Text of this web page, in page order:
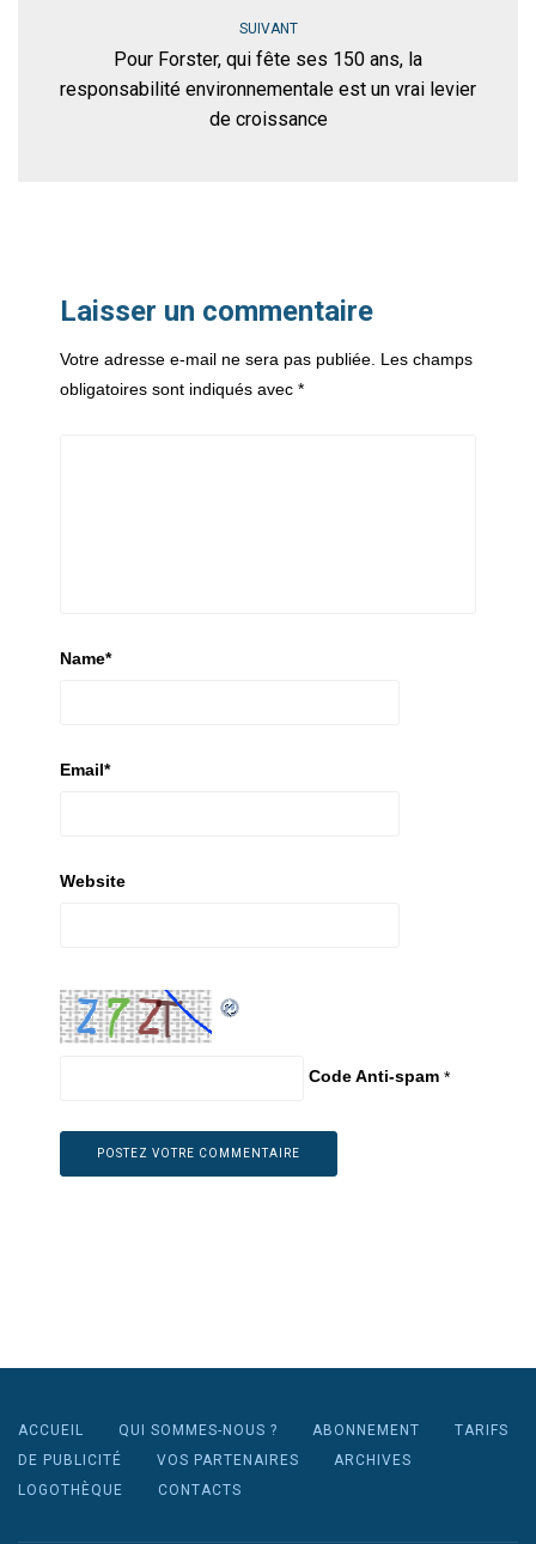
SUIVANT
Pour Forster, qui fête ses 150 ans, la
responsabilité environnementale est un vrai levier
de croissance
Laisser un commentaire
Votre adresse e-mail ne sera pas publiée. Les champs
obligatoires sont indiqués avec *
Name*
Email*
Website
Code Anti-spam *
ACCUEIL QUI SOMMES-NOUS ? ABONNEMENT
TARIFS
DE PUBLICITÉ
VOS PARTENAIRES
ARCHIVES
LOGOTHÈQUE
CONTACTS